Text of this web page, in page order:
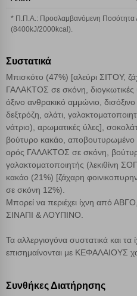
* Π.Π.Α.: Προσλαμβανόμενη Ποσότητα
(8400kJ/2000kcal).
Συστατικά
Μπισκότο (47%) [αλεύρι ΣΙΤΟΥ,
ΓΑΛΑΚΤΟΣ σε σκόνη, διογκωτικές
όξινο ανθρακικό αμμώνιο,
δεξτρόζη, αλάτι,
νάτριο), αρωματικές ύλες],
βούτυρο κακάο, αποβουτυρωμένο
ορός ΓΑΛΑΚΤΟΣ σε σκόνη,
γαλακτοματοποιητής (λεκιθίνη
κακάο (21%) [ζάχαρη
σε σκόνη 12%).
Μπορεί να περιέχει ίχνη από
ΣΙΝΑΠΙ & ΛΟΥΠΙΝΟ.
Τα αλλεργιογόνα συστατικά και τα
επισημαίνονται με ΚΕΦΑΛΑΙΟΥΣ
Συνθήκες Διατήρησης